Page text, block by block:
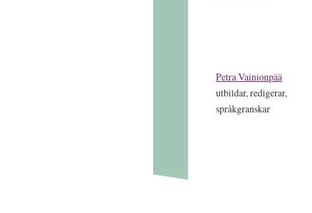
Petra Vainionpää
utbildar, redigerar,
språkgranskar